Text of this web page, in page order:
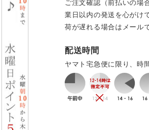
ご注文確認（前払いの場
業日以内の発送を心がけ
荷が遅れる場合はメール
配送時間
ヤマト宅急便に限り、時